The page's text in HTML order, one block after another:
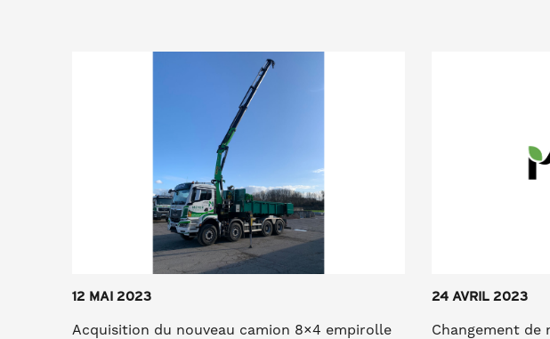
12 MAI 2023
Acquisition du nouveau camion 8×4 empirolle
24 AVRIL 2023
Changement de